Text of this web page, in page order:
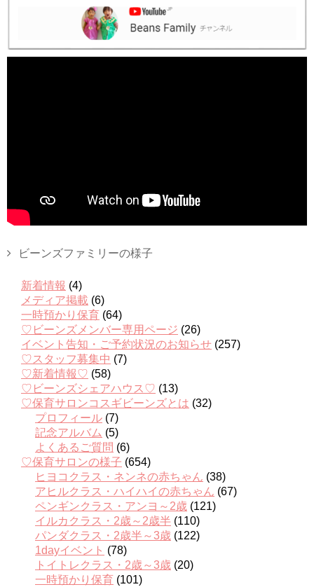
ビーンズファミリーの様子
新着情報 (4)
メディア掲載 (6)
一時預かり保育 (64)
♡ビーンズメンバー専用ページ (26)
イベント告知・ご予約状況のお知らせ (257)
♡スタッフ募集中 (7)
♡新着情報♡ (58)
♡ビーンズシェアハウス♡ (13)
♡保育サロンコスギビーンズとは (32)
プロフィール (7)
記念アルバム (5)
よくあるご質問 (6)
♡保育サロンの様子 (654)
ヒヨコクラス・ネンネの赤ちゃん (38)
アヒルクラス・ハイハイの赤ちゃん (67)
ペンギンクラス・アンヨ～2歳 (121)
イルカクラス・2歳～2歳半 (110)
パンダクラス・2歳半～3歳 (122)
1dayイベント (78)
トイトレクラス・2歳～3歳 (20)
一時預かり保育 (101)